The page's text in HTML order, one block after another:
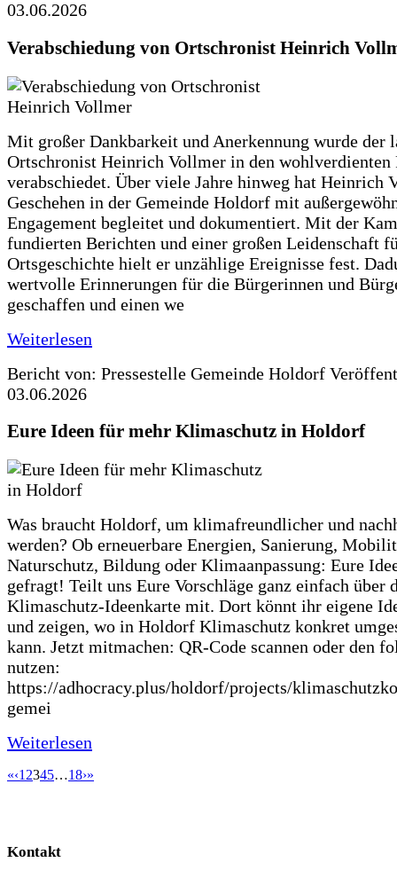
03.06.2026
Verabschiedung von Ortschronist Heinrich
Mit großer Dankbarkeit und Anerkennung wurde der
Ortschronist Heinrich Vollmer in den wohlverdienten
verabschiedet. Über viele Jahre hinweg hat Heinrich
Geschehen in der Gemeinde Holdorf mit
Engagement begleitet und dokumentiert. Mit der
fundierten Berichten und einer großen Leidenschaft
Ortsgeschichte hielt er unzählige Ereignisse fest.
wertvolle Erinnerungen für die Bürgerinnen und
geschaffen und einen we
Weiterlesen
Bericht von: Pressestelle Gemeinde Holdorf
03.06.2026
Eure Ideen für mehr Klimaschutz in Holdorf
Was braucht Holdorf, um klimafreundlicher und
werden? Ob erneuerbare Energien, Sanierung,
Naturschutz, Bildung oder Klimaanpassung: Eure
gefragt! Teilt uns Eure Vorschläge ganz einfach über
Klimaschutz-Ideenkarte mit. Dort könnt ihr eigene
und zeigen, wo in Holdorf Klimaschutz konkret
kann. Jetzt mitmachen: QR-Code scannen oder den
nutzen:
https://adhocracy.plus/holdorf/projects/
gemei
Weiterlesen
«‹1 2345…18›»
Kontakt